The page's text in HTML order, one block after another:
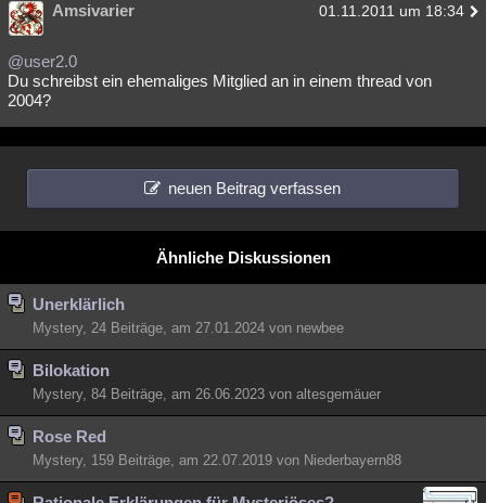
Amsivarier 01.11.2011 um 18:34
@user2.0
Du schreibst ein ehemaliges Mitglied an in einem thread von
2004?
neuen Beitrag verfassen
Ähnliche Diskussionen
Unerklärlich
Mystery, 24 Beiträge, am 27.01.2024 von newbee
Bilokation
Mystery, 84 Beiträge, am 26.06.2023 von altesgemäuer
Rose Red
Mystery, 159 Beiträge, am 22.07.2019 von Niederbayern88